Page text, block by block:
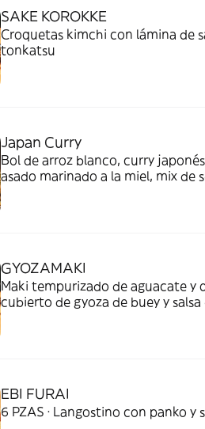
SAKE KOROKKE
Croquetas kimchi con lámina de
tonkatsu
Japan Curry
Bol de arroz blanco, curry
asado marinado a la miel, mix de
GYOZAMAKI
Maki tempurizado de aguacate y
cubierto de gyoza de buey y salsa
EBI FURAI
6 PZAS · Langostino con panko y